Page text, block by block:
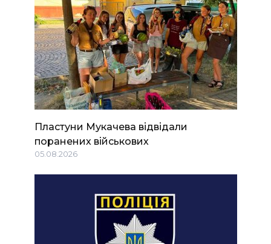
Пластуни Мукачева відвідали
поранених військових
05.08.2026